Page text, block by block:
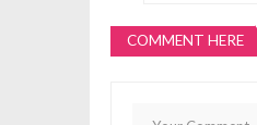
sCOMMENT HERE